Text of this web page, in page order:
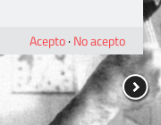
Acepto· No acepto